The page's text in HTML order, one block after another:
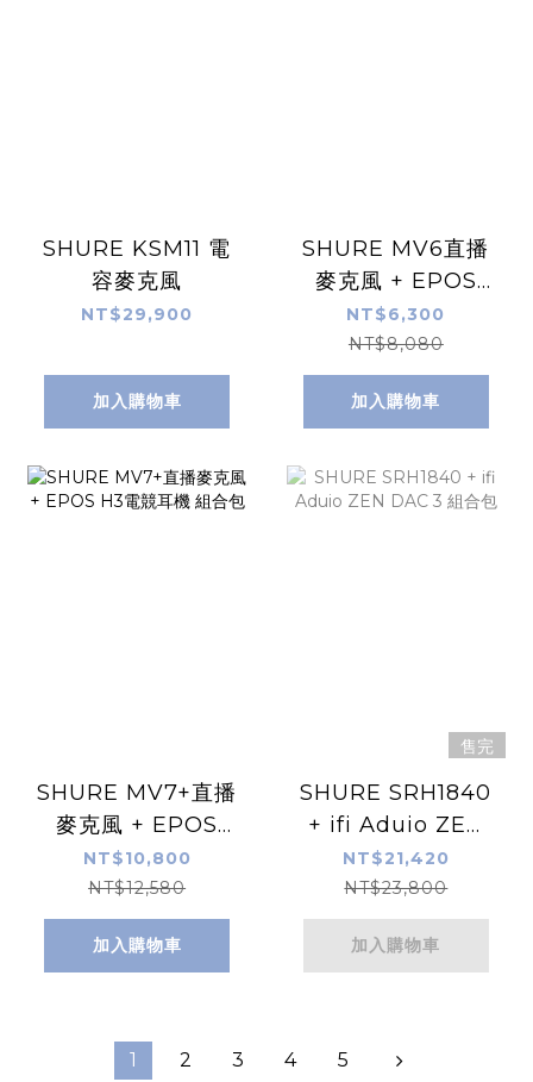
SHURE KSM11 電
容麥克風
NT$29,900
加入購物車
SHURE MV6直播
麥克風 + EPOS
H3電競耳機 組合包
NT$6,300
NT$8,080
加入購物車
SHURE MV7+直播
麥克風 + EPOS
H3電競耳機 組合包
NT$10,800
NT$12,580
加入購物車
售完
SHURE SRH1840
+ ifi Aduio ZEN
DAC 3 組合包
NT$21,420
NT$23,800
加入購物車
1 2 3 4 5